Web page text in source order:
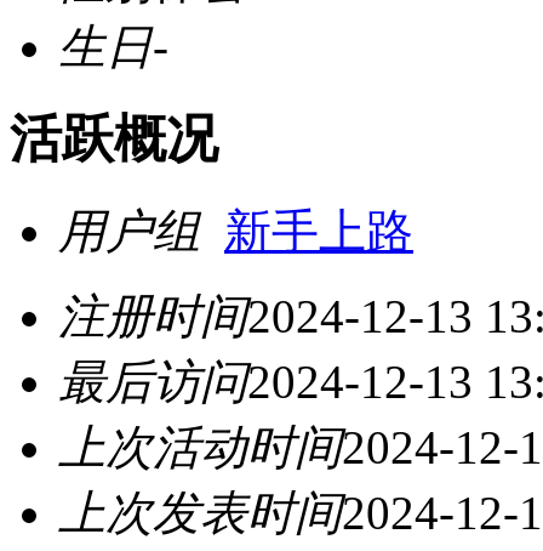
生日-
活跃概况
用户组 新手上路
注册时间2024-12-13
最后访问2024-12-13
上次活动时间2024-12-
上次发表时间2024-12-